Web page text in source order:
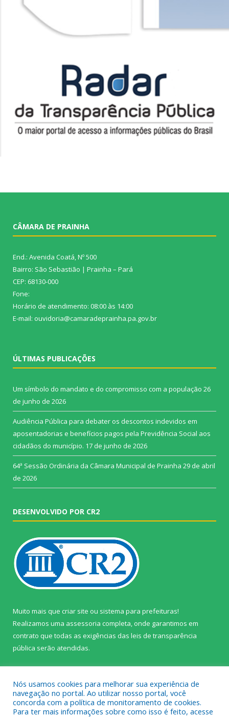
CÂMARA DE PRAINHA
End.: Avenida Coatá, Nº 500
Bairro: São Sebastião | Prainha – Pará
CEP: 68130-000
Fone:
Horário de atendimento: 08:00 às 14:00
E-mail: ouvidoria@camaradeprainha.pa.gov.br
ÚLTIMAS PUBLICAÇÕES
Um símbolo do mandato e do compromisso com a população 26
de junho de 2026
Audiência Pública para debater os descontos indevidos em
aposentadorias e benefícios pagos pela Previdência Social aos
cidadãos do município. 17 de junho de 2026
64ª Sessão Ordinária da Câmara Municipal de Prainha 29 de abril
de 2026
DESENVOLVIDO POR CR2
Muito mais que criar site ou sistema para prefeituras!
Realizamos uma assessoria completa, onde garantimos em
contrato que todas as exigências das leis de transparência
pública serão atendidas.
Nós usamos cookies para melhorar sua experiência de
navegação no portal. Ao utilizar nosso portal, você
concorda com a política de monitoramento de cookies.
Para ter mais informações sobre como isso é feito, acesse